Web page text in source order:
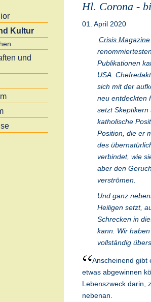
Kultur
und
Hl. Corona -
01. April 2020
Crisis Magazine
Publikationen
USA.
sich mit der
neu entdeckten
setzt
katholische
Position, die er
des
verbindet, wie
aber den
verströmen.
Und ganz
Heiligen setzt,
Schrecken in
kann. Wir
vollständig
Anscheinend gibt
etwas abgewinnen
Lebenszweck darin,
nebenan.